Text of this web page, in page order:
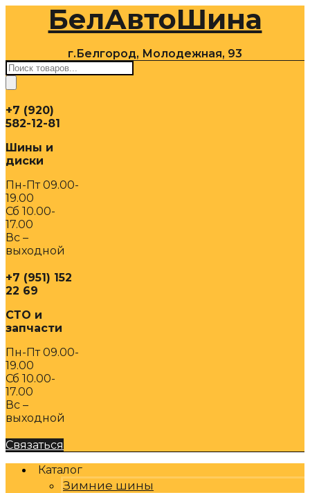
содержимомуБелАвтоШина
г.Белгород, Молодежная, 93
Поиск
товаров
+7 (920)
582-12-81
Шины и
диски
Пн-Пт 09.00-
19.00
Сб 10.00-
17.00
Вс –
выходной
+7 (951) 152
22 69
СТО и
запчасти
Пн-Пт 09.00-
19.00
Сб 10.00-
17.00
Вс –
выходной
Связаться
Каталог
Зимние шины